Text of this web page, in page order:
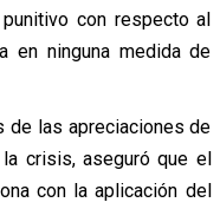
con respecto al
en ninguna medida de
de las apreciaciones de
crisis, aseguró que el
con la aplicación del